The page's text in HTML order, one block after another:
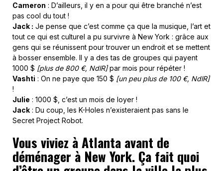
Cameron : D’ailleurs, il y en a pour qui être branché n’est
pas cool du tout !
Jack : Je pense que c’est comme ça que la musique, l’art et
tout ce qui est culturel a pu survivre à New York : grâce aux
gens qui se réunissent pour trouver un endroit et se mettent
à bosser ensemble. Il y a des tas de groupes qui payent
1000 $ [plus de 800 €, NdlR]par mois pour répéter !
Vashti : On ne paye que 150 $ [un peu plus de 100 €, NdlR]
!
Julie : 1000 $, c’est un mois de loyer !
Jack : Du coup, les K-Holes n’existeraient pas sans le
Secret Project Robot.
Vous viviez à Atlanta avant de
déménager à New York. Ça fait quoi